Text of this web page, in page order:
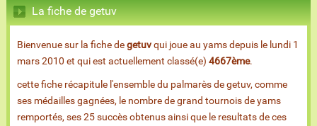
La fiche de getuv
Bienvenue sur la fiche degetuvqui joue au yams depuis le lundi 1
mars 2010 et qui est actuellement classé(e) 4667ème.
cette fiche récapitule l'ensemble du palmarès de getuv, comme
ses médailles gagnées, le nombre de grand tournois de yams
remportés, ses 25 succès obtenus ainsi que le resultats de ces